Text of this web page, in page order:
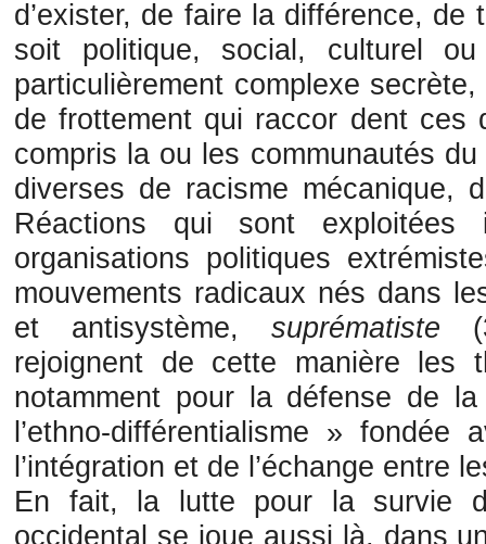
d’exister, de faire la différence, de
soit politique, social, culturel
particulièrement complexe
de frottement qui raccor dent ces
compris la ou les communautés
diverses de racisme mécanique,
Réactions qui sont exploitées
organisations politiques
mouvements radicaux nés dans
et antisystème,suprématiste
rejoignent de cette manière les
notamment pour la défense de
l’ethno-différentialisme »
l’intégration et de l’échange entre
En fait, la lutte pour la survie
occidental se joue aussi là, dans